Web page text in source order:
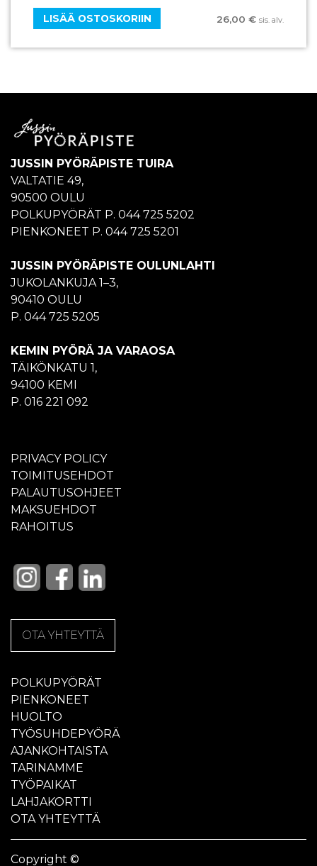
26,00 € sis. alv.
LISÄÄ OSTOSKORIIN
JUSSIN PYÖRÄPISTE TUIRA
VALTATIE 49,
90500 OULU
POLKUPYÖRÄT P. 044 725 5202
PIENKONEET P. 044 725 5201
JUSSIN PYÖRÄPISTE OULUNLAHTI
JUKOLANKUJA 1–3,
90410 OULU
P. 044 725 5205
KEMIN PYÖRÄ JA VARAOSA
TÄIKÖNKATU 1,
94100 KEMI
P. 016 221 092
PRIVACY POLICY
TOIMITUSEHDOT
PALAUTUSOHJEET
MAKSUEHDOT
RAHOITUS
OTA YHTEYTTÄ
POLKUPYÖRÄT
PIENKONEET
HUOLTO
TYÖSUHDEPYÖRÄ
AJANKOHTAISTA
TARINAMME
TYÖPAIKAT
LAHJAKORTTI
OTA YHTEYTTÄ
Copyright ©